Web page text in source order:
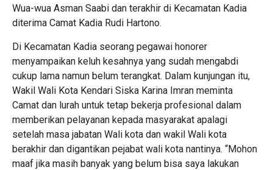
Wua-wua Asman Saabi dan terakhir di Kecamatan Kadia
diterima Camat Kadia Rudi Hartono.
Di Kecamatan Kadia seorang pegawai honorer
menyampaikan keluh kesahnya yang sudah mengabdi
cukup lama namun belum terangkat. Dalam kunjungan itu,
Wakil Wali Kota Kendari Siska Karina Imran meminta
Camat dan lurah untuk tetap bekerja profesional dalam
memberikan pelayanan kepada masyarakat apalagi
setelah masa jabatan Wali kota dan wakil Wali kota
berakhir dan digantikan pejabat wali kota nantinya. “Mohon
maaf jika masih banyak yang belum bisa saya lakukan